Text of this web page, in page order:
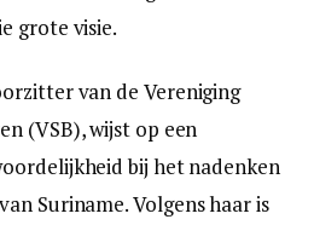
grote visie.
van de Vereniging
(VSB), wijst op een
bij het nadenken
Suriname. Volgens haar is